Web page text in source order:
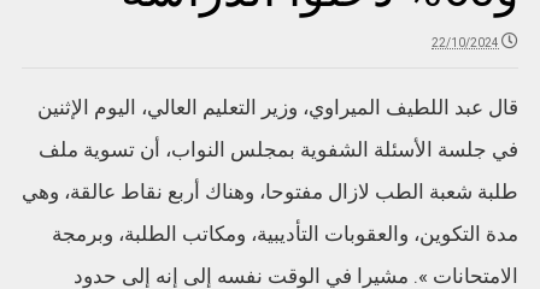
22/10/2024
قال عبد اللطيف الميراوي، وزير التعليم العالي، اليوم الإثنين
في جلسة الأسئلة الشفوية بمجلس النواب، أن تسوية ملف
طلبة شعبة الطب لازال مفتوحا، وهناك أربع نقاط عالقة، وهي
مدة التكوين، والعقوبات التأديبية، ومكاتب الطلبة، وبرمجة
الامتحانات ». مشيرا في الوقت نفسه إلى إنه إلى حدود